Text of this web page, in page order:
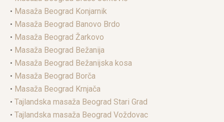
• Masaža Beograd Konjarnik
• Masaža Beograd Banovo Brdo
• Masaža Beograd Žarkovo
• Masaža Beograd Bežanija
• Masaža Beograd Bežanijska kosa
• Masaža Beograd Borča
• Masaža Beograd Krnjača
• Tajlandska masaža Beograd Stari Grad
• Tajlandska masaža Beograd Voždovac